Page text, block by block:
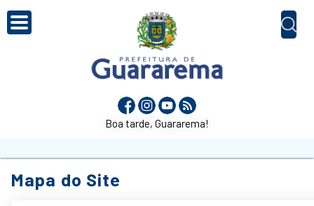
Boa tarde, Guararema!
Mapa do Site